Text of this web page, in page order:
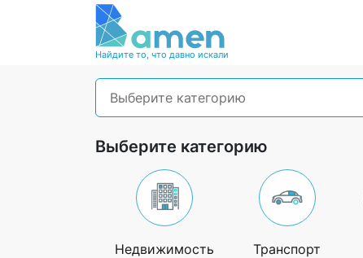
Найдите то, что давно искали
Выберите категорию
Выберите категорию
Недвижимость Транспорт